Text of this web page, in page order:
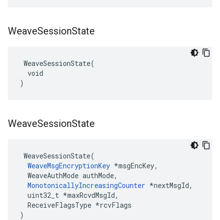
WeaveSessionState
WeaveSessionState(
  void
)
WeaveSessionState
WeaveSessionState(
WeaveMsgEncryptionKey *msgEncKey,
  WeaveAuthMode authMode,
MonotonicallyIncreasingCounter *nextMsgId,
  uint32_t *maxRcvdMsgId,
  ReceiveFlagsType *rcvFlags
)